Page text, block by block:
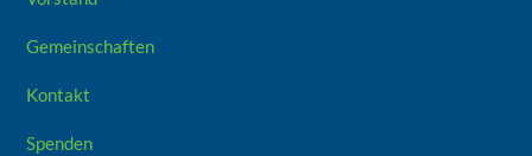
Gemeinschaften
Kontakt
Spenden